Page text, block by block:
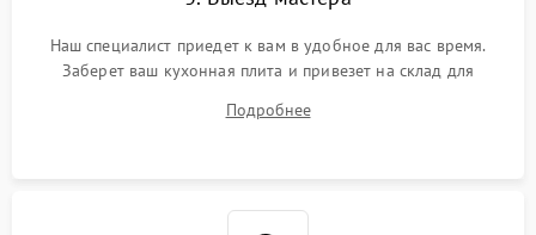
Наш специалист приедет к вам в удобное для вас время.
Заберет ваш кухонная плита и привезет на склад для
Подробнее